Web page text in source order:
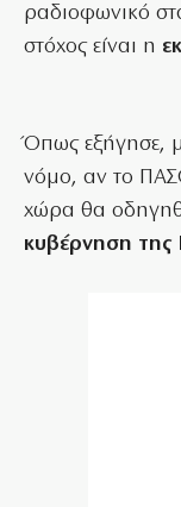
ραδιοφωνικό
στόχος είναι η
Όπως εξήγησε,
νόμο, αν το
χώρα θα
κυβέρνηση της